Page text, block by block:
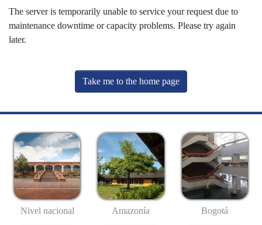
The server is temporarily unable to service your request due to
maintenance downtime or capacity problems. Please try again
later.
Take me to the home page
Nivel nacional Amazonía Bogotá